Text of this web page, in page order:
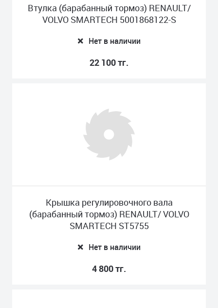
Втулка (барабанный тормоз) RENAULT/
VOLVO SMARTECH 5001868122-S
Нет в наличии
22 100 тг.
Крышка регулировочного вала
(барабанный тормоз) RENAULT/ VOLVO
SMARTECH ST5755
Нет в наличии
4 800 тг.